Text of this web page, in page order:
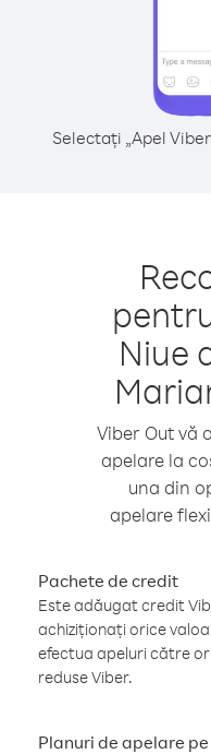
Selectați „Apel
Niue
Viber Out vă
apelare la
una din
apelare
Pachete de credit
Este adăugat credit
achiziționați orice
efectua apeluri către
reduse Viber.
Planuri de apelare pe